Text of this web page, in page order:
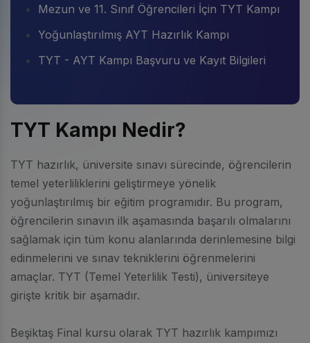
Mezun ve 11. Sınıf Öğrencileri İçin TYT Kampı
Yoğunlaştırılmış AYT Hazırlık Kampı
TYT - AYT Kampı Başvuru ve Kayıt Bilgileri
TYT Kampı Nedir?
TYT hazırlık, üniversite sınavı sürecinde, öğrencilerin
temel yeterliliklerini geliştirmeye yönelik
yoğunlaştırılmış bir eğitim programıdır. Bu program,
öğrencilerin sınavın ilk aşamasında başarılı olmalarını
sağlamak için tüm konu alanlarında derinlemesine bilgi
edinmelerini ve sınav tekniklerini öğrenmelerini
amaçlar. TYT (Temel Yeterlilik Testi), üniversiteye
girişte kritik bir aşamadır.
Beşiktaş Final kursu olarak TYT hazırlık kampımızı